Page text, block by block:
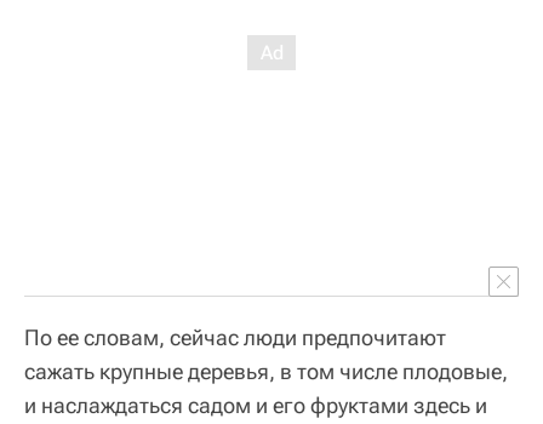
По ее словам, сейчас люди предпочитают
сажать крупные деревья, в том числе плодовые,
и наслаждаться садом и его фруктами здесь и